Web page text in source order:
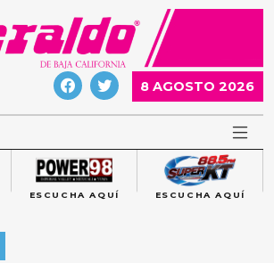
8 AGOSTO 2026
ESCUCHA AQUÍ ESCUCHA AQUÍ